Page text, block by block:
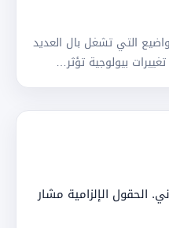
التي تشغل بال العديد
بيولوجية تؤثر…
الحقول الإلزامية مشار